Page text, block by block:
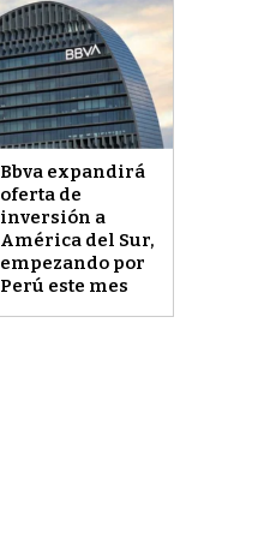
Bbva expandirá
oferta de
inversión a
América del Sur,
empezando por
Perú este mes